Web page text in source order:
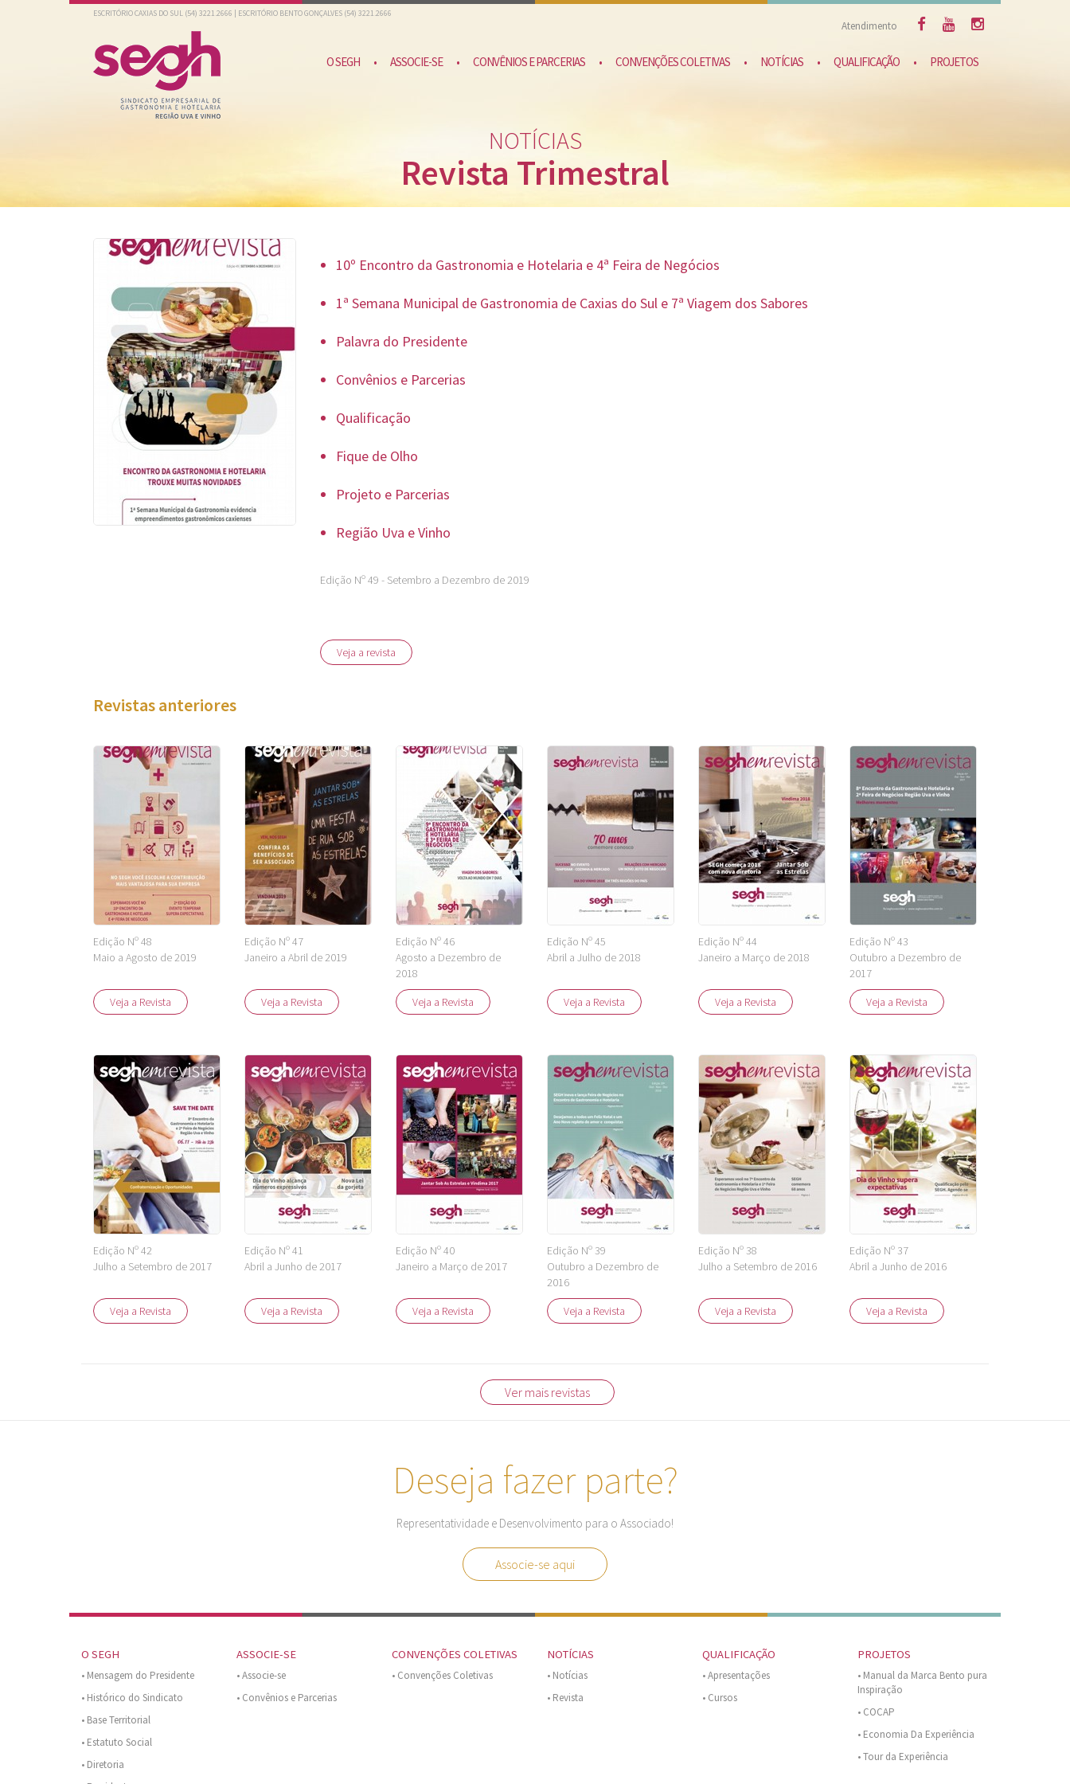
NOTÍCIAS
Revista Trimestral
ESCRITÓRIO CAXIAS DO SUL (54) 3221.2666 | ESCRITÓRIO BENTO GONÇALVES (54) 3221.2666
Atendimento
O SEGH • ASSOCIE-SE • CONVÊNIOS E PARCERIAS • CONVENÇÕES COLETIVAS • NOTÍCIAS • QUALIFICAÇÃO • PROJETOS
10º Encontro da Gastronomia e Hotelaria e 4ª Feira de Negócios
1ª Semana Municipal de Gastronomia de Caxias do Sul e 7ª Viagem dos Sabores
Palavra do Presidente
Convênios e Parcerias
Qualificação
Fique de Olho
Projeto e Parcerias
Região Uva e Vinho
Edição Nº 49 - Setembro a Dezembro de 2019
Veja a revista
Revistas anteriores
Edição Nº 48
Maio a Agosto de 2019
Veja a Revista
Edição Nº 47
Janeiro a Abril de 2019
Veja a Revista
Edição Nº 46
Agosto a Dezembro de
2018
Veja a Revista
Edição Nº 45
Abril a Julho de 2018
Veja a Revista
Edição Nº 44
Janeiro a Março de 2018
Veja a Revista
Edição Nº 43
Outubro a Dezembro de
2017
Veja a Revista
Edição Nº 42
Julho a Setembro de 2017
Veja a Revista
Edição Nº 41
Abril a Junho de 2017
Veja a Revista
Edição Nº 40
Janeiro a Março de 2017
Veja a Revista
Edição Nº 39
Outubro a Dezembro de
2016
Veja a Revista
Edição Nº 38
Julho a Setembro de 2016
Veja a Revista
Edição Nº 37
Abril a Junho de 2016
Veja a Revista
Ver mais revistas
Deseja fazer parte?
Representatividade e Desenvolvimento para o Associado!
Associe-se aqui
O SEGH
• Mensagem do Presidente
• Histórico do Sindicato
• Base Territorial
• Estatuto Social
• Diretoria
ASSOCIE-SE
• Associe-se
• Convênios e Parcerias
CONVENÇÕES COLETIVAS
• Convenções Coletivas
NOTÍCIAS
• Notícias
• Revista
QUALIFICAÇÃO
• Apresentações
• Cursos
PROJETOS
• Manual da Marca Bento pura
Inspiração
• COCAP
• Economia Da Experiência
• Tour da Experiência